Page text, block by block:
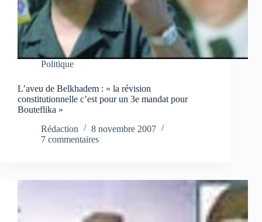
Politique
L’aveu de Belkhadem : « la révision
constitutionnelle c’est pour un 3e mandat pour
Bouteflika »
Rédaction
8 novembre 2007
7 commentaires